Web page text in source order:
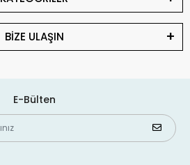
BİZE ULAŞIN
E-Bülten